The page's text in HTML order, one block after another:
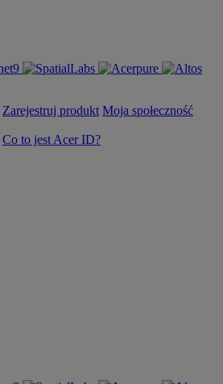
Zarejestruj produkt Moja społeczność
Co to jest Acer ID?